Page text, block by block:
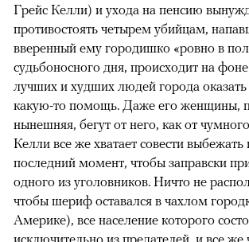
Грейс Келли) и ухода на пенсию
противостоять четырем убийцам,
вверенный ему городишко «ровно в
судьбоносного дня, происходит на
лучших и худших людей города
какую-то помощь. Даже его женщины,
нынешняя, бегут от него, как от
Келли все же хватает совести выбежать
последний момент, чтобы заправски
одного из уголовников. Ничто не
чтобы шериф оставался в чахлом
Америке), все население которого